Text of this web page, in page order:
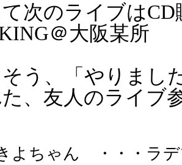
次のライブは
＠大阪某所
う、「やりまし
た、友人のライブ
よちゃん ・・・ラデ